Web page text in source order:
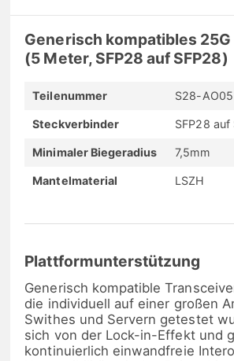
Generisch kompatibles 25G
(5 Meter, SFP28 auf SFP28)
Teilenummer S28-AO05
Steckverbinder SFP28 auf
Minimaler Biegeradius 7,5mm
Mantelmaterial LSZH
Plattformunterstützung
Generisch kompatible
die individuell auf einer großen
Swithes und Servern getestet
sich von der Lock-in-Effekt und
kontinuierlich einwandfreie